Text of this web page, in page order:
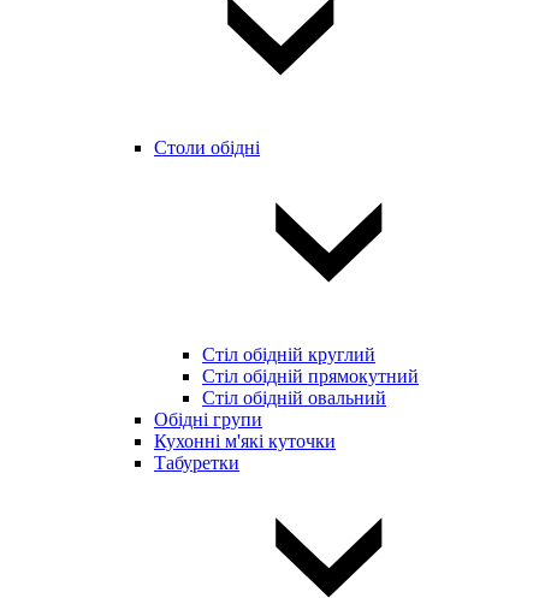
Столи обідні
Стіл обідній круглий
Стіл обідній прямокутний
Стіл обідній овальний
Обідні групи
Кухонні м'які куточки
Табуретки